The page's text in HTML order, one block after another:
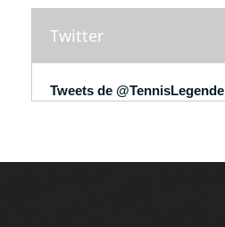
Twitter
Tweets de @TennisLegende